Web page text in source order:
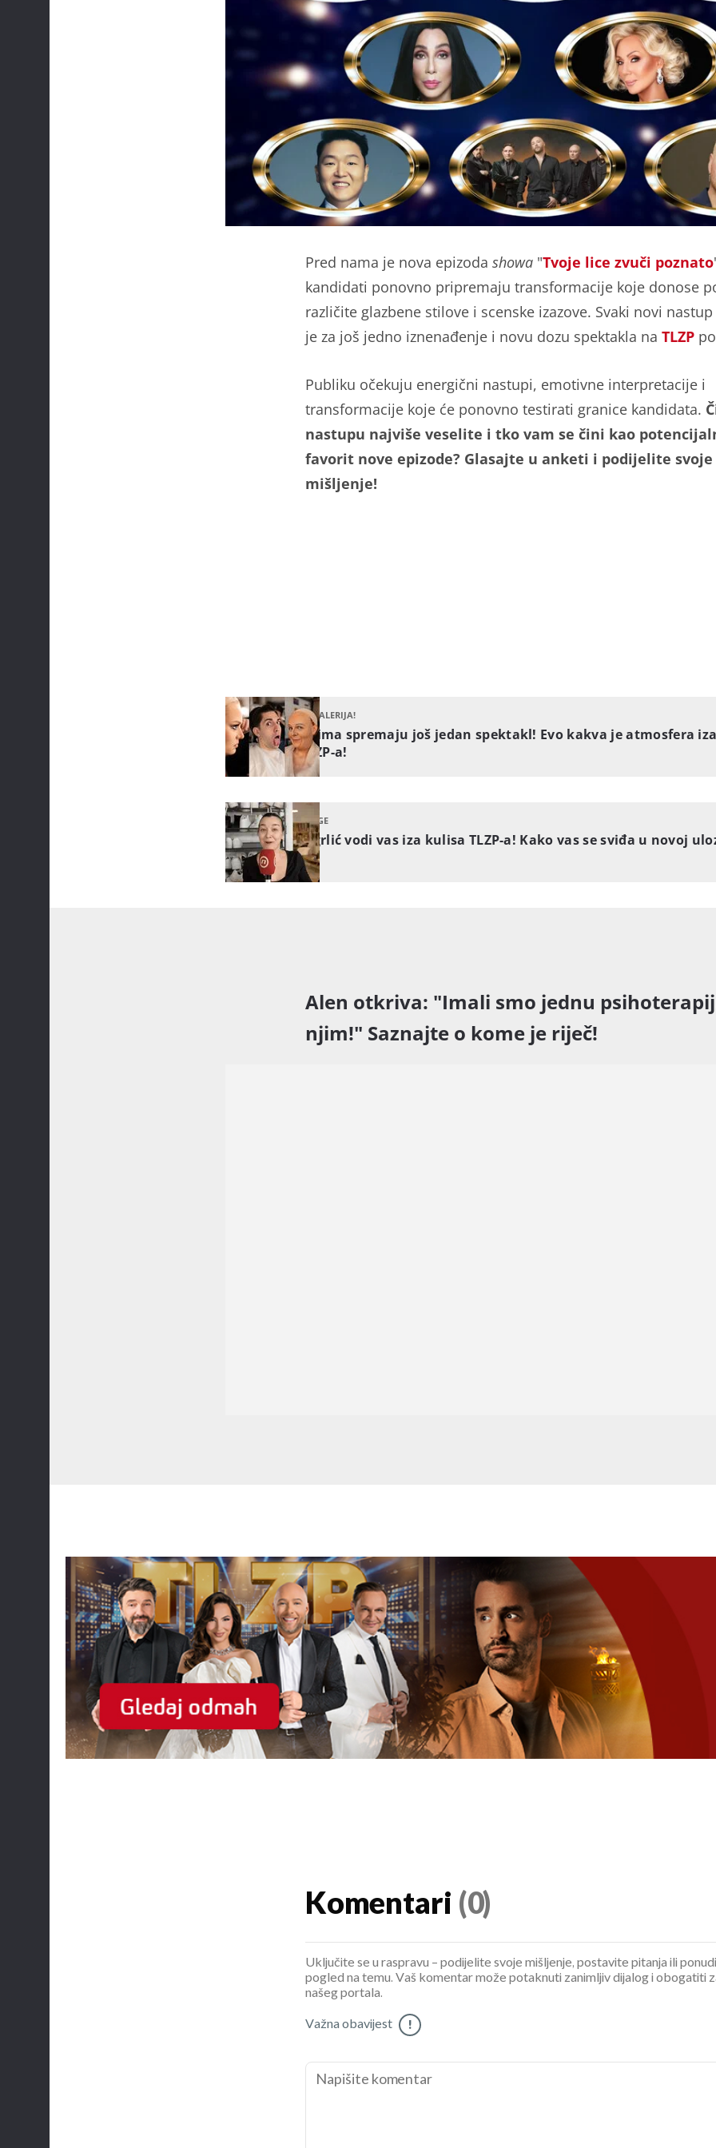
Pred nama je nova epizoda showa "Tvoje lice zvuči poznato
kandidati ponovno pripremaju transformacije koje donose
različite glazbene stilove i scenske izazove. Svaki novi
je za još jedno iznenađenje i novu dozu spektakla na TLZP
Publiku očekuju energični nastupi, emotivne interpretacije i
transformacije koje će ponovno testirati granice kandidata.
nastupu najviše veselite i tko vam se čini kao
favorit nove epizode? Glasajte u anketi i podijelite svoje
mišljenje!
VELIKA FOTOGALERIJA!
Kandidatima spremaju još jedan spektakl! Evo kakva je atmosfera iza
kulisa TLZP-a!
TLZP BACKSTAGE
Dora Trogrlić vodi vas iza kulisa TLZP-a! Kako vas se sviđa u novoj
Alen otkriva: "Imali smo jednu
njim!" Saznajte o kome je riječ!
Komentari (0)
Uključite se u raspravu – podijelite svoje mišljenje, postavite pitanja ili
pogled na temu. Vaš komentar može potaknuti zanimljiv dijalog i obogatiti
našeg portala.
Važna obavijest !